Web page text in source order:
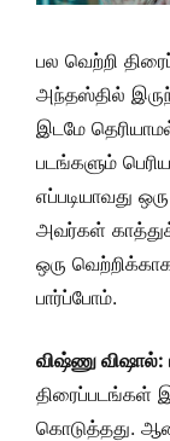
பல வெற்றி
அந்தஸ்தில்
இடமே
படங்களும்
எப்படியாவது
அவர்கள்
ஒரு
பார்ப்போம்.
விஷ்ணு விஷால்:
திரைப்படங்கள்
கொடுத்தது.